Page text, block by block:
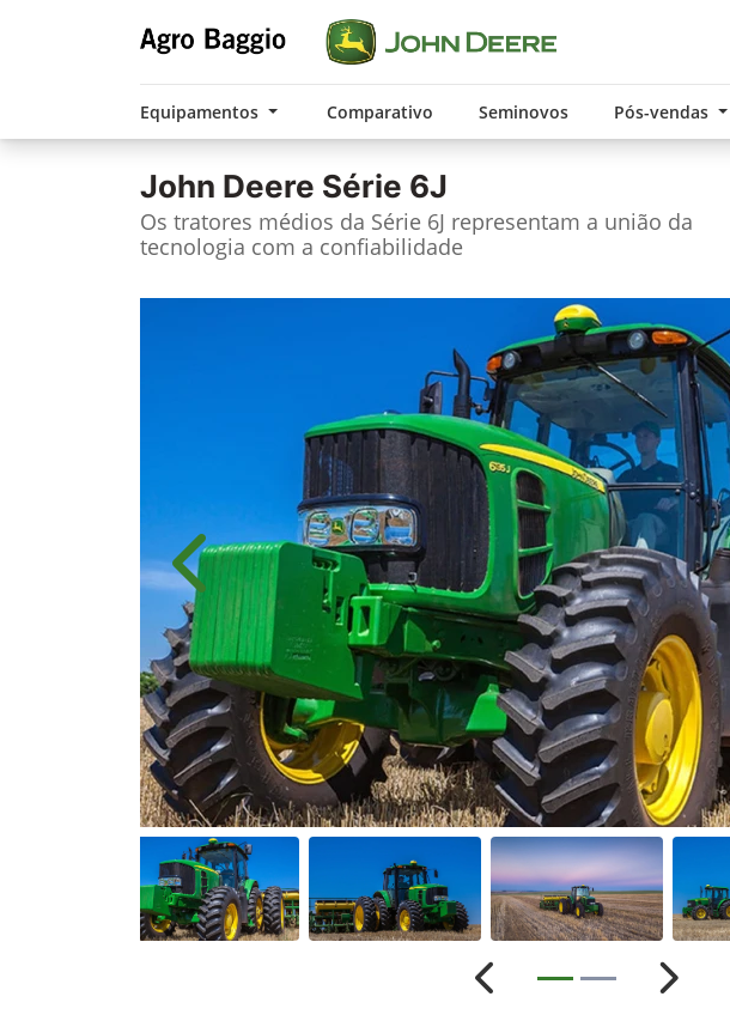
Equipamentos Comparativo Seminovos Pós-vendas
John Deere Série 6J
Os tratores médios da Série 6J representam a união da
tecnologia com a confiabilidade
Anterior
Anterior Próximo